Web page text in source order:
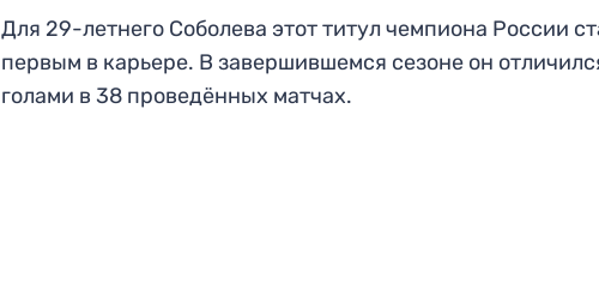
Для 29-летнего Соболева этот титул чемпиона России
первым в карьере. В завершившемся сезоне он
голами в 38 проведённых матчах.